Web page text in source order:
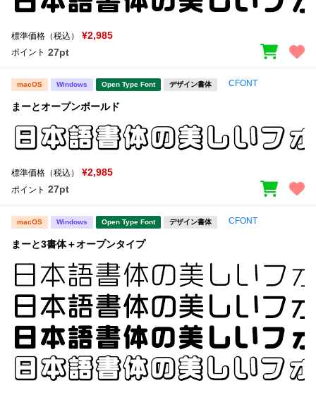
標準価格（税込） ¥2,985
ポイント 27pt
macOS Windows Open Type Font デザイン書体 CFONT
まーとオープンボールド
標準価格（税込） ¥2,985
ポイント 27pt
macOS Windows Open Type Font デザイン書体 CFONT
まーと3書体＋オープンタイプ